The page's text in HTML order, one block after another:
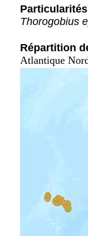
Thorogobius
Répartition
Atlantique